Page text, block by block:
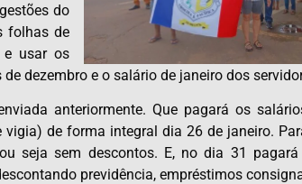
do
folhas de
e usar os
dezembro e o salário de janeiro dos
anteriormente. Que pagará os
de forma integral dia 26 de janeiro.
seja sem descontos. E, no dia 31
previdência, empréstimos